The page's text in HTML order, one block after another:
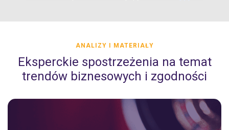
ANALIZY I MATERIAŁY
Eksperckie spostrzeżenia na temat
trendów biznesowych i zgodności